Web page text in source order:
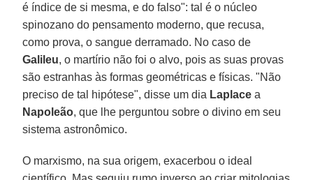
é índice de si mesma, e do falso": tal é o núcleo
spinozano do pensamento moderno, que recusa,
como prova, o sangue derramado. No caso de
Galileu, o martírio não foi o alvo, pois as suas provas
são estranhas às formas geométricas e físicas. "Não
preciso de tal hipótese", disse um dia Laplace a
Napoleão, que lhe perguntou sobre o divino em seu
sistema astronômico.
O marxismo, na sua origem, exacerbou o ideal